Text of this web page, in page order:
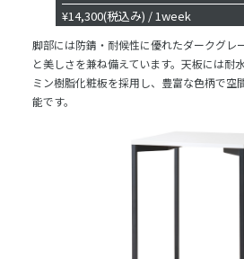
¥14,300(税込み) / 1week
脚部には防錆・耐候性に優れたダークグレ
と美しさを兼ね備えています。天板には耐
ミン樹脂化粧板を採用し、豊富な色柄で空
能です。